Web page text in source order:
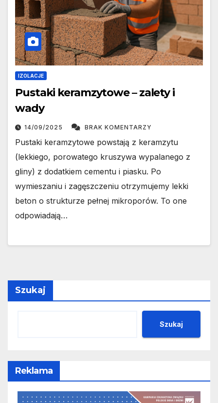
IZOLACJE
Pustaki keramzytowe – zalety i
wady
14/09/2025 BRAK KOMENTARZY
Pustaki keramzytowe powstają z keramzytu
(lekkiego, porowatego kruszywa wypalanego z
gliny) z dodatkiem cementu i piasku. Po
wymieszaniu i zagęszczeniu otrzymujemy lekki
beton o strukturze pełnej mikroporów. To one
odpowiadają…
Szukaj
Szukaj
Reklama